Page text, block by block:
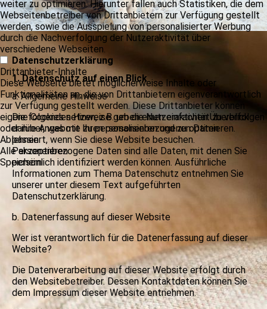
Datenschutzerklärung
1. Datenschutz auf einen Blick
a. Allgemeine Hinweise
Die folgenden Hinweise geben einen einfachen Überblick
darüber, was mit Ihren personenbezogenen Daten
passiert, wenn Sie diese Website besuchen.
Personenbezogene Daten sind alle Daten, mit denen Sie
persönlich identifiziert werden können. Ausführliche
Informationen zum Thema Datenschutz entnehmen Sie
unserer unter diesem Text aufgeführten
Datenschutzerklärung.
b. Datenerfassung auf dieser Website
Wer ist verantwortlich für die Datenerfassung auf dieser
Website?
Die Datenverarbeitung auf dieser Website erfolgt durch
den Websitebetreiber. Dessen Kontaktdaten können Sie
dem Impressum dieser Website entnehmen.
weiter zu optimieren. Hierunter fallen auch Statistiken, die dem
Webseitenbetreiber von Drittanbietern zur Verfügung gestellt
werden, sowie die Ausspielung von personalisierter Werbung
durch die Nachverfolgung der Nutzeraktivität über
verschiedene Webseiten.
Drittanbieter-Inhalte
Diese Webseite bietet möglicherweise Inhalte oder
Funktionalitäten an, die von Drittanbietern eigenverantwortlich
zur Verfügung gestellt werden. Diese Drittanbieter können
eigene Cookies setzen, z.B. um die Nutzeraktivität zu verfolgen
oder ihre Angebote zu personalisieren und zu optimieren.
Ablehnen
Alle akzeptieren
Speichern